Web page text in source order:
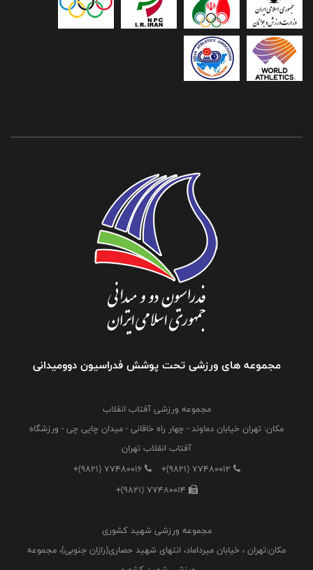
مجموعه های ورزشی تحت پوشش فدراسیون دوومیدانی
مجموعه ورزشی آفتاب انقلاب
مکان: تهران خیابان دماوند - چهار راه خاقانی - میدان چایی چی - ورزشگاه
آفتاب انقلاب تهران
+(9821) 77480012
+(9821) 77480016
+(9821) 77480014
مجموعه ورزشی شهید کشوری
مکان:تهران ، خیابان میرداماد، انتهای شهید حصاری(رازان جنوبی)، مجموعه